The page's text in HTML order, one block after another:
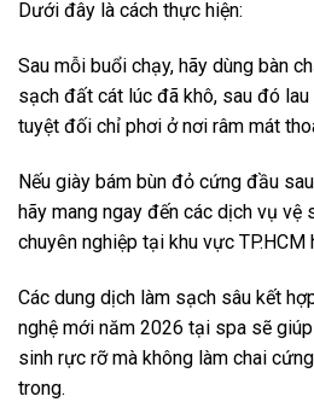
Dưới đây là cách thực hiện:
Sau mỗi buổi chạy, hãy dùng bàn
sạch đất cát lúc đã khô, sau đó
tuyệt đối chỉ phơi ở nơi râm mát
Nếu giày bám bùn đỏ cứng đầu
hãy mang ngay đến các dịch vụ vệ
chuyên nghiệp tại khu vực TP.HCM
Các dung dịch làm sạch sâu kết
nghệ mới năm 2026 tại spa sẽ
sinh rực rỡ mà không làm chai
trong.